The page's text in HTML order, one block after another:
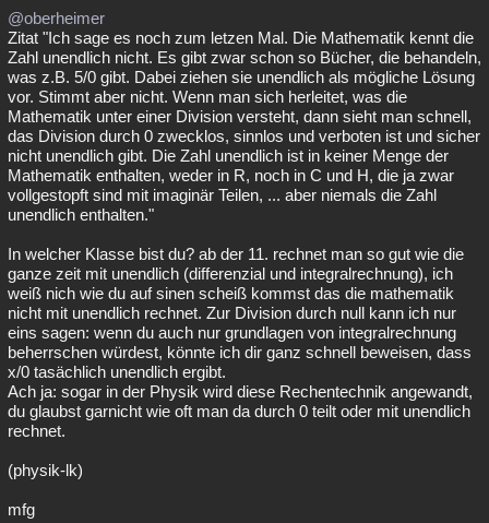
@oberheimer
Zitat "Ich sage es noch zum letzen Mal. Die Mathematik kennt die
Zahl unendlich nicht. Es gibt zwar schon so Bücher, die behandeln,
was z.B. 5/0 gibt. Dabei ziehen sie unendlich als mögliche Lösung
vor. Stimmt aber nicht. Wenn man sich herleitet, was die
Mathematik unter einer Division versteht, dann sieht man schnell,
das Division durch 0 zwecklos, sinnlos und verboten ist und sicher
nicht unendlich gibt. Die Zahl unendlich ist in keiner Menge der
Mathematik enthalten, weder in R, noch in C und H, die ja zwar
vollgestopft sind mit imaginär Teilen, ... aber niemals die Zahl
unendlich enthalten."
In welcher Klasse bist du? ab der 11. rechnet man so gut wie die
ganze zeit mit unendlich (differenzial und integralrechnung), ich
weiß nich wie du auf sinen scheiß kommst das die mathematik
nicht mit unendlich rechnet. Zur Division durch null kann ich nur
eins sagen: wenn du auch nur grundlagen von integralrechnung
beherrschen würdest, könnte ich dir ganz schnell beweisen, dass
x/0 tasächlich unendlich ergibt.
Ach ja: sogar in der Physik wird diese Rechentechnik angewandt,
du glaubst garnicht wie oft man da durch 0 teilt oder mit unendlich
rechnet.
(physik-lk)
mfg